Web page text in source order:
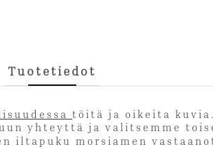
Tuotetiedot
töitä ja oikeita
yhteyttä ja valitsemme